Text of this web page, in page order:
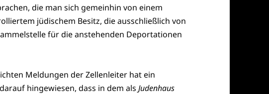
die man sich gemeinhin von einem
jüdischem Besitz, die ausschließlich von
für die anstehenden Deportationen
Meldungen der Zellenleiter hat ein
hingewiesen, dass in dem alsJudenhaus